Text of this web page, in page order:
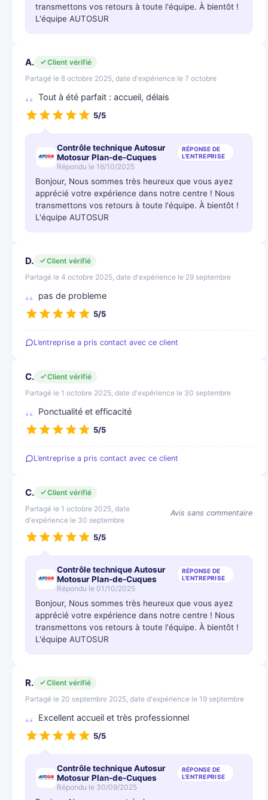
transmettons vos retours à toute l'équipe. À bientôt !
L'équipe AUTOSUR
A.
Client vérifié
Partagé le 8 octobre 2025, date d'expérience le 7 octobre
Tout à été parfait : accueil, délais
5/5
Contrôle technique Autosur
Motosur Plan-de-Cuques
RÉPONSE DE
L'ENTREPRISE
Répondu le 16/10/2025
Bonjour, Nous sommes très heureux que vous ayez
apprécié votre expérience dans notre centre ! Nous
transmettons vos retours à toute l'équipe. À bientôt !
L'équipe AUTOSUR
D.
Client vérifié
Partagé le 4 octobre 2025, date d'expérience le 29 septembre
pas de probleme
5/5
L’entreprise a pris contact avec ce client
C.
Client vérifié
Partagé le 1 octobre 2025, date d'expérience le 30 septembre
Ponctualité et efficacité
5/5
L’entreprise a pris contact avec ce client
C.
Client vérifié
Partagé le 1 octobre 2025, date
d'expérience le 30 septembre
Avis sans commentaire
5/5
Contrôle technique Autosur
Motosur Plan-de-Cuques
RÉPONSE DE
L'ENTREPRISE
Répondu le 01/10/2025
Bonjour, Nous sommes très heureux que vous ayez
apprécié votre expérience dans notre centre ! Nous
transmettons vos retours à toute l'équipe. À bientôt !
L'équipe AUTOSUR
R.
Client vérifié
Partagé le 20 septembre 2025, date d'expérience le 19 septembre
Excellent accueil et très professionnel
5/5
Contrôle technique Autosur
Motosur Plan-de-Cuques
RÉPONSE DE
L'ENTREPRISE
Répondu le 30/09/2025